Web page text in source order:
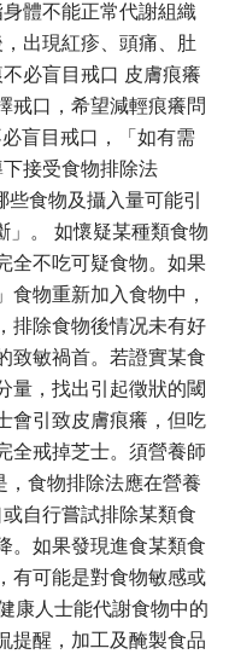
體不能正常代謝組織
出現紅疹、頭痛、肚
必盲目戒口 皮膚痕癢
戒口，希望減輕痕癢問
盲目戒口，「如有需
接受食物排除法
些食物及攝入量可能引
」。 如懷疑某種類食物
全不吃可疑食物。如果
食物重新加入食物中，
排除食物後情况未有好
致敏禍首。若證實某食
量，找出引起徵狀的閾
會引致皮膚痕癢，但吃
全戒掉芝士。須營養師
，食物排除法應在營養
自行嘗試排除某類食
。如果發現進食某類食
有可能是對食物敏感或
康人士能代謝食物中的
提醒，加工及醃製食品